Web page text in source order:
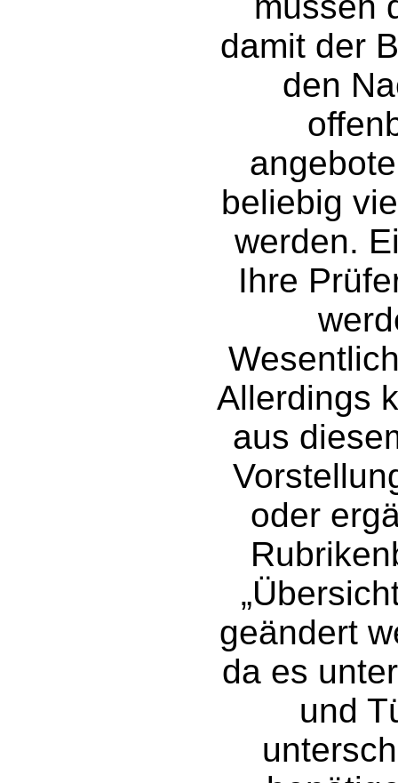
damit der
den
beliebig
werden.
Ihre
Allerdings
aus
oder
geändert
da es
und